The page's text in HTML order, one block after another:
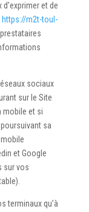
et de
https://m2t-toul-
sociaux
sur le Site
mobile et si
sa
et Google
sur vos
terminaux qu’à